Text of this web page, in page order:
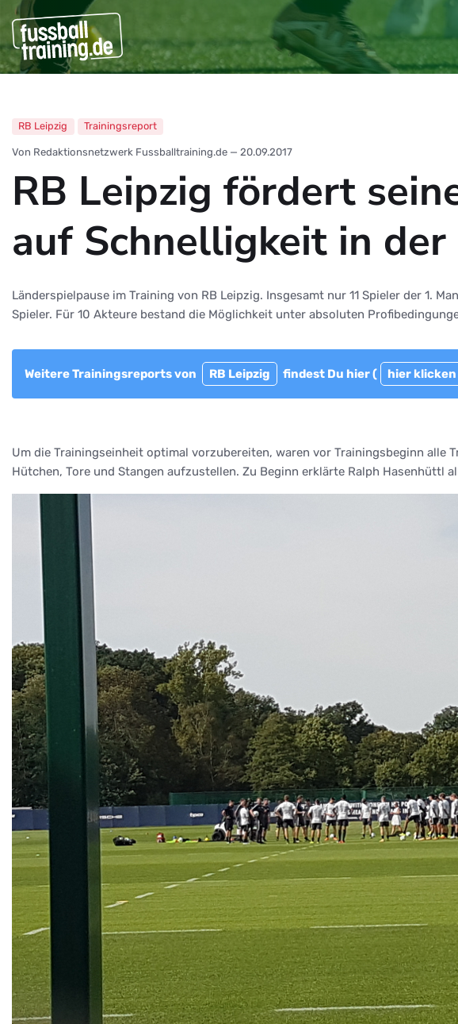
RB Leipzig Trainingsreport
Von Redaktionsnetzwerk Fussballtraining.de — 20.09.2017
RB Leipzig fördert
auf Schnelligkeit in
Länderspielpause im Training von RB Leipzig. Insgesamt nur 11 Spieler der 1.
Spieler. Für 10 Akteure bestand die Möglichkeit unter absoluten
Weitere Trainingsreports von RB Leipzig findest Du hier ( hier klicken
Um die Trainingseinheit optimal vorzubereiten, waren vor Trainingsbeginn alle
Hütchen, Tore und Stangen aufzustellen. Zu Beginn erklärte Ralph Hasenhüttl